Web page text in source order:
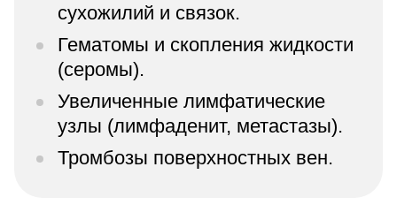
сухожилий и связок.
Гематомы и скопления жидкости
(серомы).
Увеличенные лимфатические
узлы (лимфаденит, метастазы).
Тромбозы поверхностных вен.